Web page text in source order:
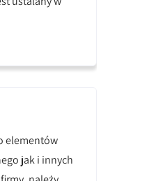
elementów
jak i innych